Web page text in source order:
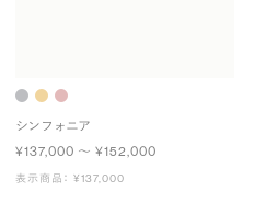
シンフォニア
¥137,000 〜 ¥152,000
表示商品： ¥137,000